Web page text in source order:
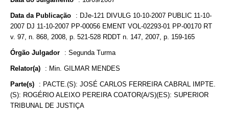
Data da Publicação : DJe-121 DIVULG 10-10-2007 PUBLIC 11-10-
2007 DJ 11-10-2007 PP-00056 EMENT VOL-02293-01 PP-00170 RT
v. 97, n. 868, 2008, p. 521-528 RDDT n. 147, 2007, p. 159-165
Órgão Julgador : Segunda Turma
Relator(a) : Min. GILMAR MENDES
Parte(s) : PACTE.(S): JOSÉ CARLOS FERREIRA CABRAL IMPTE.
(S): ROGÉRIO ALEIXO PEREIRA COATOR(A/S)(ES): SUPERIOR
TRIBUNAL DE JUSTIÇA